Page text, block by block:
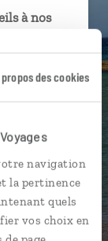
propos des cookies
navigation
la pertinence
quels
vos choix en
à nos
au plus
pays.
email ou
avant,